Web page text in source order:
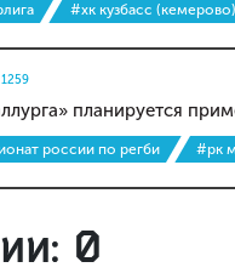
#хк кузбасс (кемерово)
1259
планируется
россии по регби #рк
0